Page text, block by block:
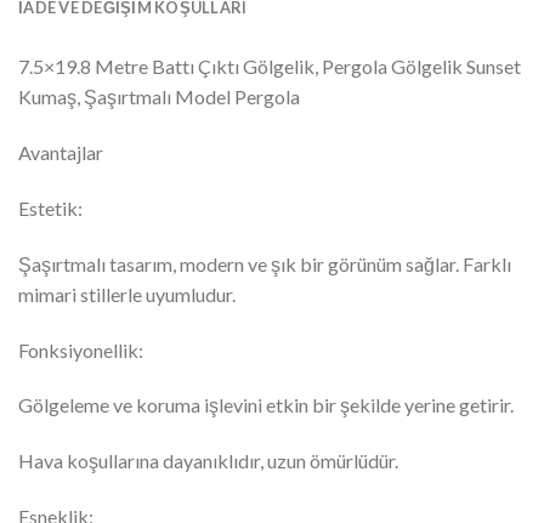
İADE VE DEĞIŞIM KOŞULLARI
7.5×19.8 Metre Battı Çıktı Gölgelik, Pergola Gölgelik Sunset
Kumaş, Şaşırtmalı Model Pergola
Avantajlar
Estetik:
Şaşırtmalı tasarım, modern ve şık bir görünüm sağlar. Farklı
mimari stillerle uyumludur.
Fonksiyonellik:
Gölgeleme ve koruma işlevini etkin bir şekilde yerine getirir.
Hava koşullarına dayanıklıdır, uzun ömürlüdür.
Esneklik: